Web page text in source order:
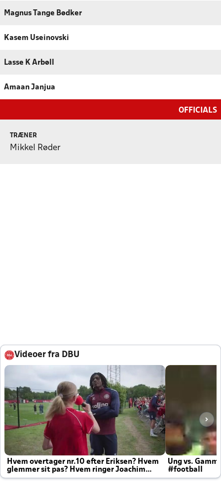
Magnus Tange Bødker
Kasem Useinovski
Lasse K Arbøll
Amaan Janjua
OFFICIALS
TRÆNER
Mikkel Røder
Videoer fra DBU
Hvem overtager nr.10 efter Eriksen? Hvem
glemmer sit pas? Hvem ringer Joachim
altid til efter kampe?
Ung vs.
#football